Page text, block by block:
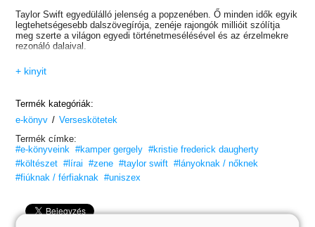
Taylor Swift egyedülálló jelenség a popzenében. Ő minden idők egyik
legtehetségesebb dalszövegírója, zenéje rajongók millióit szólítja
meg szerte a világon egyedi történetmesélésével és az érzelmekre
rezonáló dalaival.
A Láthatatlan húrok
elkötelezett Swiftie 113 kortárs verset gyűjtött össze, amelyek mind
A tiszteletadás és együttműködés szellemében a költők abból
indultak ki, hogy Swift mennyire szeret utalásokat használni és
dalra, hogy nem idézi a konkrét szövegét.
A rajongók érezni fogják a Swift szövegeire jellemző mélységet és
nüanszokat a versekben is, miközben megtalálják a versek helyét
Swift korszakaiban. Ez az antológia egyedülálló gyűjtemény napjaink
Kezdődjék a rejtvényfejtés!
+ kinyit
Termék kategóriák:
e-könyv / Verseskötetek
Termék címke:
#e-könyveink #kamper gergely #kristie frederick daugherty
#költészet #lírai #zene #taylor swift #lányoknak / nőknek
#fiúknak / férfiaknak #uniszex